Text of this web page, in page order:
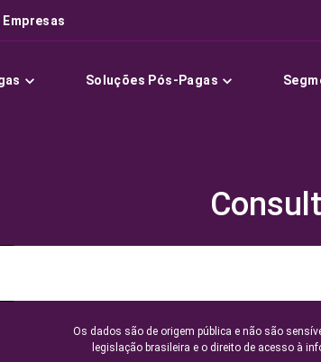
Soluções Pós-Pagas
Os dados são de origem pública e não são
legislação brasileira e o direito de acesso à